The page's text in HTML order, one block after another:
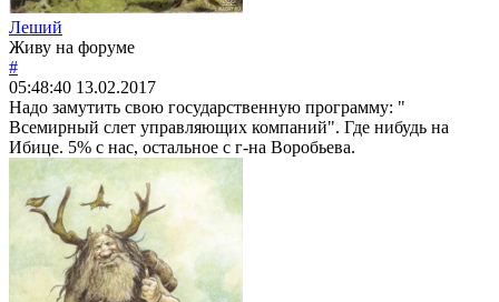
Леший
Живу на форуме
#
05:48:40 13.02.2017
Надо замутить свою государственную программу: "
Всемирный слет управляющих компаний". Где нибудь на
Ибице. 5% с нас, остальное с г-на Воробьева.